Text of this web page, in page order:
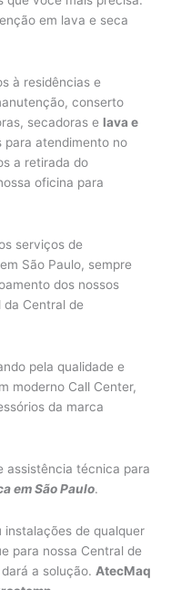
em lava e seca
à residências e
conserto
secadoras e lava e
para atendimento no
a retirada do
oficina para
serviços de
São Paulo, sempre
dos nossos
Central de
pela qualidade e
moderno Call Center,
da marca
assistência técnica para
em São Paulo.
instalações de qualquer
para nossa Central de
a solução. AtecMaq